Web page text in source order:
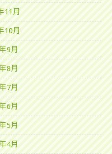
11月
10月
9月
8月
7月
6月
5月
4月